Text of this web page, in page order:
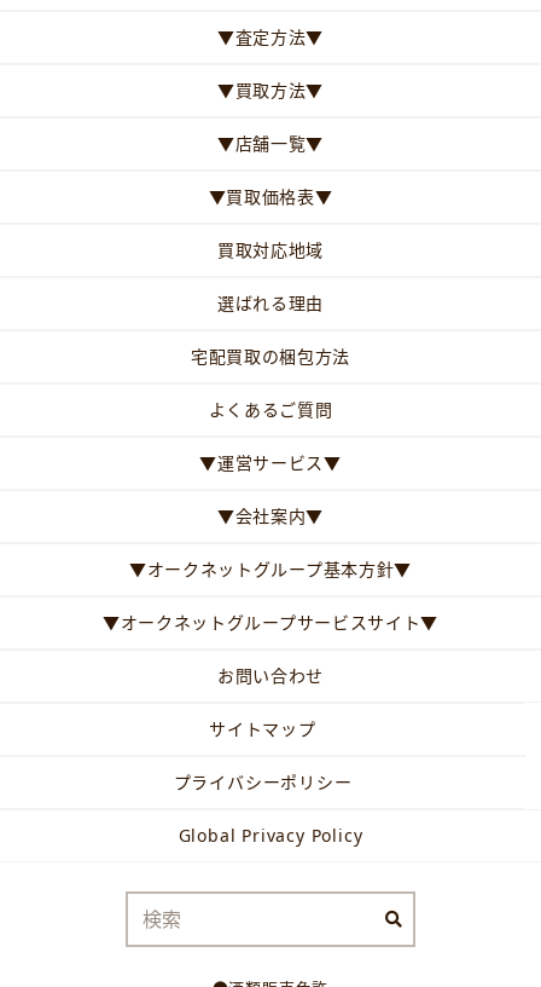
▼査定方法▼
▼買取方法▼
▼店舗一覧▼
▼買取価格表▼
買取対応地域
選ばれる理由
宅配買取の梱包方法
よくあるご質問
▼運営サービス▼
▼会社案内▼
▼オークネットグループ基本方針▼
▼オークネットグループサービスサイト▼
お問い合わせ
サイトマップ
プライバシーポリシー
Global Privacy Policy